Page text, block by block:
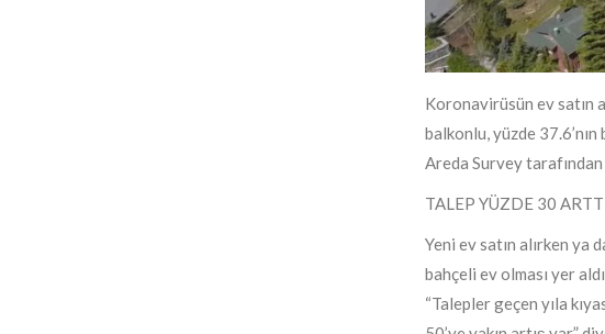
Koronavirüsün ev satın
balkonlu, yüzde
Areda Survey
TALEP YÜZDE 30
Yeni ev satın alırken ya
bahçeli ev olması yer
“Talepler geçen yıla